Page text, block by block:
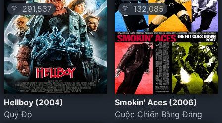
💛 291,537
Hellboy (2004)
Quỷ Đỏ
💛 132,085
Smokin' Aces (2006)
Cuộc Chiến Băng Đảng